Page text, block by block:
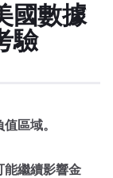
國數據
驗
區域。
能繼續影響金